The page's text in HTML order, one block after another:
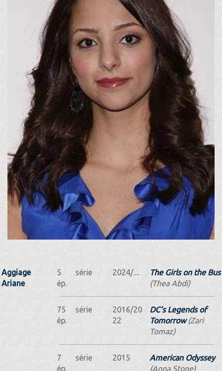
Aggiage
Ariane
5
ép.
série 2024/....
The Girls on the Bus
(Thea Abdi)
75
ép.
série
2016/20
22
DC's Legends of
Tomorrow(Zari
Tomaz)
7
ép.
série 2015
American Odyssey
(Anna Stone)